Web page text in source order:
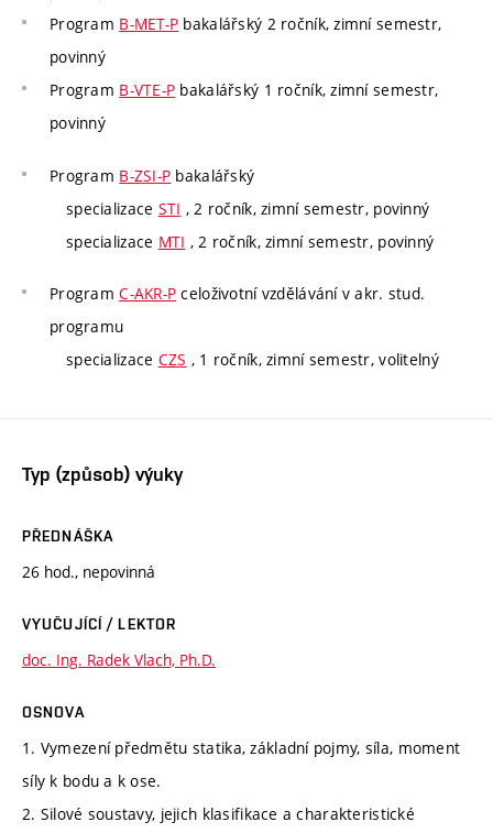
Program B-MET-P bakalářský 2 ročník, zimní semestr,
povinný
Program B-VTE-P bakalářský 1 ročník, zimní semestr,
povinný
Program B-ZSI-P bakalářský
specializace STI , 2 ročník, zimní semestr, povinný
specializace MTI , 2 ročník, zimní semestr, povinný
ProgramC-AKR-P celoživotní vzdělávání v akr. stud.
programu
specializace CZS , 1 ročník, zimní semestr, volitelný
Typ (způsob) výuky
PŘEDNÁŠKA
26 hod., nepovinná
VYUČUJÍCÍ / LEKTOR
doc. Ing. Radek Vlach, Ph.D.
OSNOVA
1. Vymezení předmětu statika, základní pojmy, síla, moment
síly k bodu a k ose.
2. Silové soustavy, jejich klasifikace a charakteristické